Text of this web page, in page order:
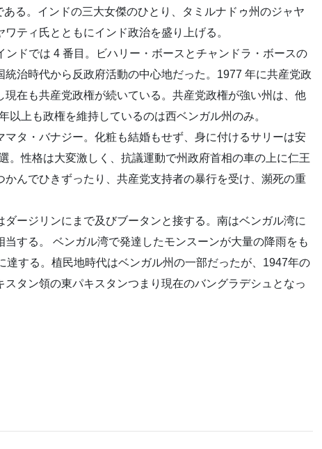
ある。インドの三大女傑のひとり、タミルナドゥ州のジャヤ
ティ氏とともにインド政治を盛り上げる。
ドでは 4 番目。ビハリー・ボースとチャンドラ・ボースの
治時代から反政府活動の中心地だった。1977 年に共産党政
在も共産党政権が続いている。共産党政権が強い州は、他
以上も政権を維持しているのは西ベンガル州のみ。
タ・バナジー。化粧も結婚もせず、身に付けるサリーは安
。性格は大変激しく、抗議運動で州政府首相の車の上に仁王
んでひきずったり、共産党支持者の暴行を受け、瀕死の重
ージリンにまで及びブータンと接する。南はベンガル湾に
する。 ベンガル湾で発達したモンスーンが大量の降雨をも
達する。植民地時代はベンガル州の一部だったが、1947年の
タン領の東パキスタンつまり現在のバングラデシュとなっ